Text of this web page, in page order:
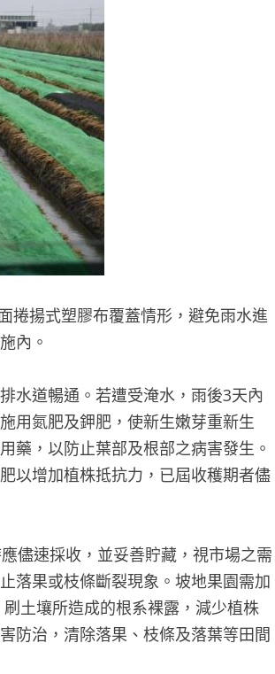
捲揚式塑膠布覆蓋情形，避免雨水進
內。
水道暢通。若遭受淹水，雨後3天內
用氮肥及鉀肥，使新生嫩芽重新生
藥，以防止葉部及根部之病害發生。
以增加植株抵抗力，已屆收穫期者儘
儘速採收，並妥善貯藏，視市場之需
落果或枝條斷裂現象。坡地果園需加
土壤所造成的根系裸露，減少植株
防治，清除落果、枝條及落葉等田間